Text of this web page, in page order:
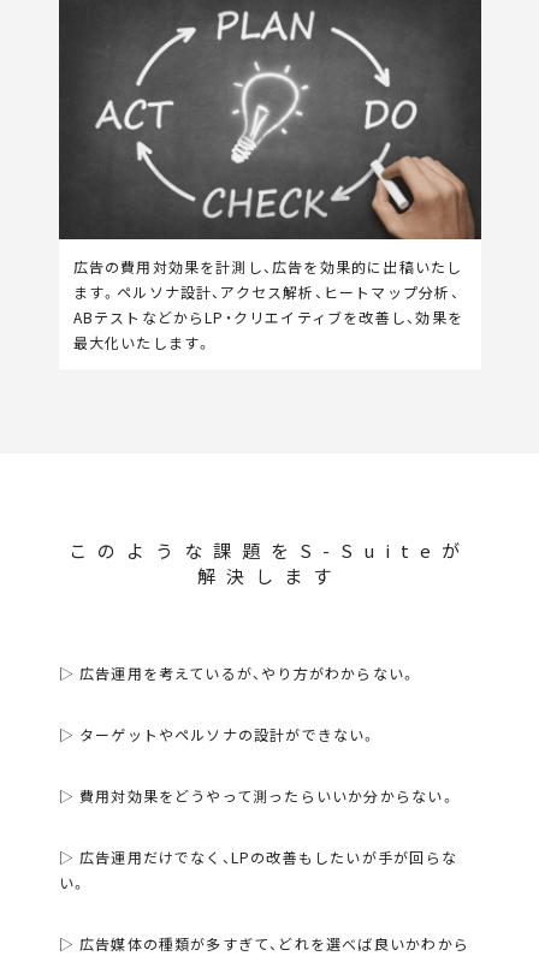
広告の費用対効果を計測し、広告を効果的に出稿いたし
ます。ペルソナ設計、アクセス解析、ヒートマップ分析、
ABテストなどからLP・クリエイティブを改善し、効果を
最大化いたします。
このような課題をS-Suiteが
解決します
▷ 広告運用を考えているが、やり方がわからない。
▷ ターゲットやペルソナの設計ができない。
▷ 費用対効果をどうやって測ったらいいか分からない。
▷ 広告運用だけでなく、LPの改善もしたいが手が回らな
い。
▷ 広告媒体の種類が多すぎて、どれを選べば良いかわから